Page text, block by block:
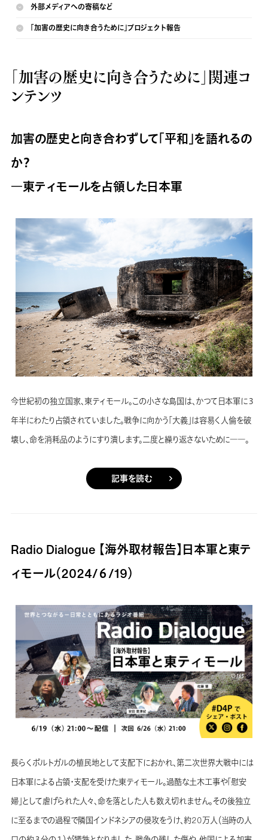
外部メディアへの寄稿など
「加害の歴史に向き合うために」プロジェクト報告
「加害の歴史に向き合うために」関連コ
ンテンツ
加害の歴史と向き合わずして「平和」を語れるの
か？
―東ティモールを占領した日本軍
今世紀初の独立国家、東ティモール。この小さな島国は、かつて日本軍に３
年半にわたり占領されていました。戦争に向かう「大義」は容易く人倫を破
壊し、命を消耗品のようにすり潰します。二度と繰り返さないために――。
記事を読む
Radio Dialogue 【海外取材報告】日本軍と東テ
ィモール（2024/６/19）
長らくポルトガルの植民地として支配下におかれ、第二次世界大戦中には
日本軍による占領・支配を受けた東ティモール。過酷な土木工事や「慰安
婦」として虐げられた人々、命を落とした人も数え切れません。その後独立
に至るまでの過程で隣国インドネシアの侵攻をうけ、約20万人（当時の人